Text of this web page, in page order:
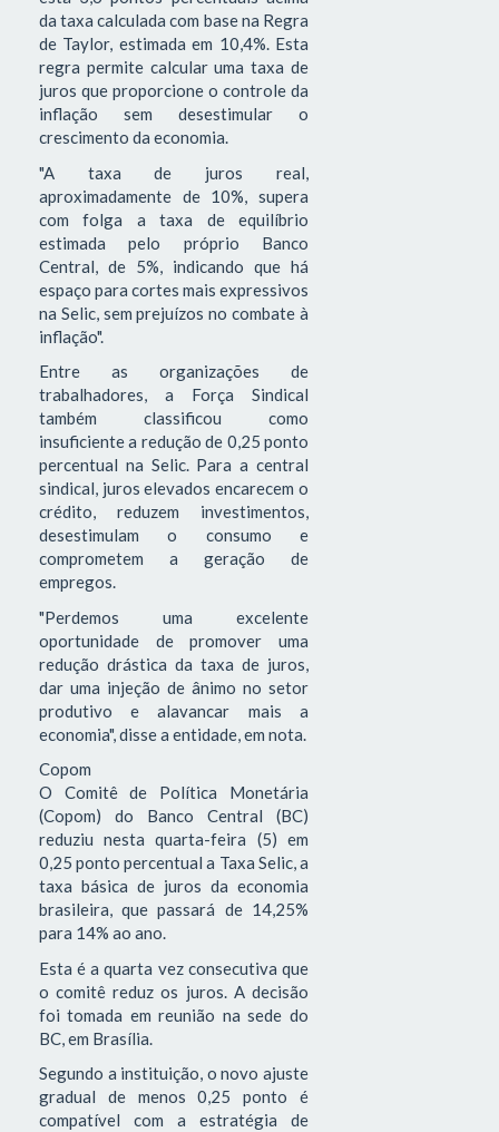
da taxa calculada com base na Regra
de Taylor, estimada em 10,4%. Esta
regra permite calcular uma taxa de
juros que proporcione o controle da
inflação sem desestimular o
crescimento da economia.
"A taxa de juros real,
aproximadamente de 10%, supera
com folga a taxa de equilíbrio
estimada pelo próprio Banco
Central, de 5%, indicando que há
espaço para cortes mais expressivos
na Selic, sem prejuízos no combate à
inflação".
Entre as organizações de
trabalhadores, a Força Sindical
também classificou como
insuficiente a redução de 0,25 ponto
percentual na Selic. Para a central
sindical, juros elevados encarecem o
crédito, reduzem investimentos,
desestimulam o consumo e
comprometem a geração de
empregos.
"Perdemos uma excelente
oportunidade de promover uma
redução drástica da taxa de juros,
dar uma injeção de ânimo no setor
produtivo e alavancar mais a
economia", disse a entidade, em nota.
Copom
O Comitê de Política Monetária
(Copom) do Banco Central (BC)
reduziu nesta quarta-feira (5) em
0,25 ponto percentual a Taxa Selic, a
taxa básica de juros da economia
brasileira, que passará de 14,25%
para 14% ao ano.
Esta é a quarta vez consecutiva que
o comitê reduz os juros. A decisão
foi tomada em reunião na sede do
BC, em Brasília.
Segundo a instituição, o novo ajuste
gradual de menos 0,25 ponto é
compatível com a estratégia de